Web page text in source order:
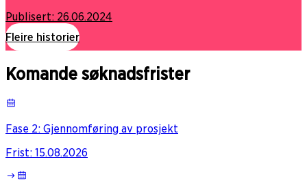
Publisert: 26.06.2024
Fleire historier
Komande søknadsfrister
Fase 2: Gjennomføring av prosjekt
Frist: 15.08.2026